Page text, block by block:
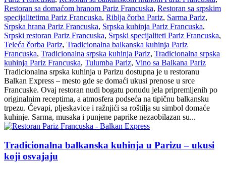
Restoran sa domaćom hranom Pariz Francuska, Restoran sa srpskim
specijalitetima Pariz Francuska, Riblja čorba Pariz, Sarma Pariz,
Srpska hrana Pariz Francuska, Srpska kuhinja Pariz Francuska,
Srpski restoran Pariz Francuska, Srpski specijaliteti Pariz Francuska,
Teleća čorba Pariz, Tradicionalna balkanska kuhinja Pariz
Francuska, Tradicionalna srpska kuhinja Pariz, Tradicionalna srpska
kuhinja Pariz Francuska, Tulumba Pariz, Vino sa Balkana Pariz
Tradicionalna srpska kuhinja u Parizu dostupna je u restoranu
Balkan Express – mesto gde se domaći ukusi prenose u srce
Francuske. Ovaj restoran nudi bogatu ponudu jela pripremljenih po
originalnim receptima, a atmosfera podseća na tipičnu balkansku
trpezu. Ćevapi, pljeskavice i ražnjići sa roštilja su simbol domaće
kuhinje. Sarma, musaka i punjene paprike nezaobilazan su...
Tradicionalna balkanska kuhinja u Parizu – ukusi
koji osvajaju